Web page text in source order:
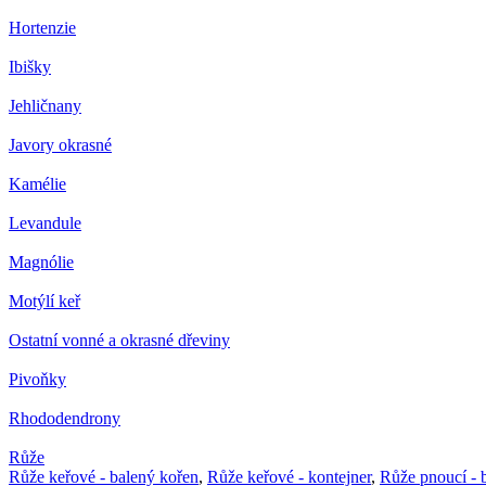
Hortenzie
Ibišky
Jehličnany
Javory okrasné
Kamélie
Levandule
Magnólie
Motýlí keř
Ostatní vonné a okrasné dřeviny
Pivoňky
Rhododendrony
Růže
Růže keřové - balený kořen, Růže keřové - kontejner, Růže pnoucí -